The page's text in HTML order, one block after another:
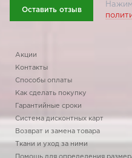
Оставить отзыв
Акции
Контакты
Способы оплаты
Как сделать покупку
Гарантийные сроки
Система дисконтных карт
Возврат и замена товара
Ткани и уход за ними